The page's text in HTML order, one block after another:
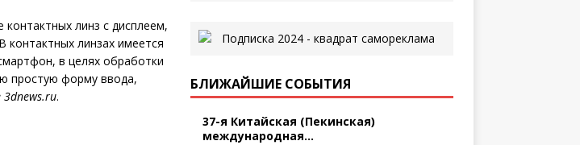
линз с дисплеем,
контактных линзах имеется
в целях обработки
простую форму ввода,
.
БЛИЖАЙШИЕ СОБЫТИЯ
37-я Китайская (Пекинская)
международная...